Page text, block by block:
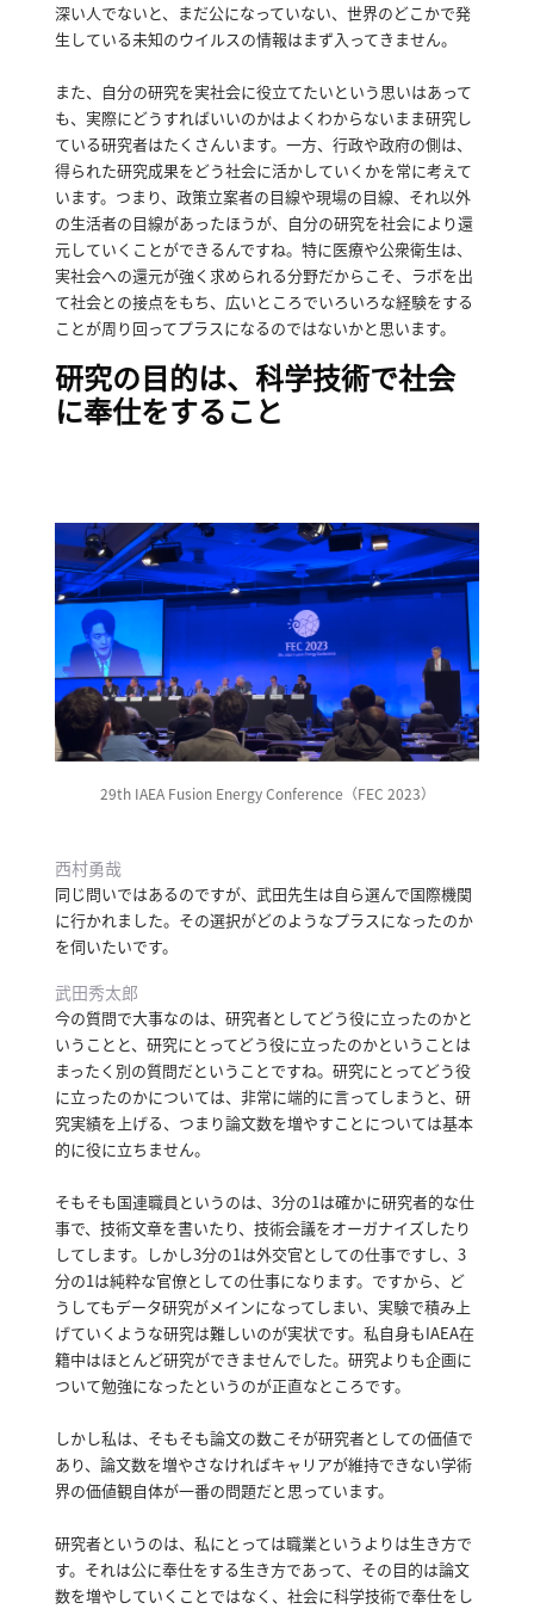
深い人でないと、まだ公になっていない、世界のどこかで発
生している未知のウイルスの情報はまず入ってきません。
また、自分の研究を実社会に役立てたいという思いはあって
も、実際にどうすればいいのかはよくわからないまま研究し
ている研究者はたくさんいます。 一方、行政や政府の側は、
得られた研究成果をどう社会に活かしていくかを常に考えて
います。 つまり、政策立案者の目線や現場の目線、それ以外
の生活者の目線があったほうが、自分の研究を社会により還
元していくことができるんですね。 特に医療や公衆衛生は、
実社会への還元が強く求められる分野だからこそ、ラボを出
て社会との接点をもち、広いところでいろいろな経験をする
ことが周り回ってプラスになるのではないかと思います。
研究の目的は、科学技術で社会
に奉仕をすること
29th IAEA Fusion Energy Conference（FEC 2023）
西村勇哉
同じ問いではあるのですが、武田先生は自ら選んで国際機関
に行かれました。 その選択がどのようなプラスになったのか
を伺いたいです。
武田秀太郎
今の質問で大事なのは、研究者としてどう役に立ったのかと
いうことと、研究にとってどう役に立ったのかということは
まったく別の質問だということですね。 研究にとってどう役
に立ったのかについては、非常に端的に言ってしまうと、研
究実績を上げる、つまり論文数を増やすことについては基本
的に役に立ちません。
そもそも国連職員というのは、3分の1は確かに研究者的な仕
事で、技術文章を書いたり、技術会議をオーガナイズしたり
してします。 しかし3分の1は外交官としての仕事ですし、3
分の1は純粋な官僚としての仕事になります。 ですから、ど
うしてもデータ研究がメインになってしまい、実験で積み上
げていくような研究は難しいのが実状です。 私自身もIAEA在
籍中はほとんど研究ができませんでした。 研究よりも企画に
ついて勉強になったというのが正直なところです。
しかし私は、そもそも論文の数こそが研究者としての価値で
あり、論文数を増やさなければキャリアが維持できない学術
界の価値観自体が一番の問題だと思っています。
研究者というのは、私にとっては職業というよりは生き方で
す。 それは公に奉仕をする生き方であって、その目的は論文
数を増やしていくことではなく、社会に科学技術で奉仕をし